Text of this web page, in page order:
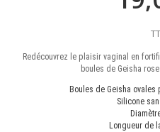
Redécouvrez le plaisir vaginal en
boules de Geisha
Boules de Geisha
Silicone
Longueur de